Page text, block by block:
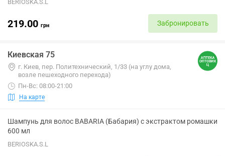
BERIOSKA.S.L
219.00 грн Забронировать
Киевская 75
г. Киев, пер. Политехнический, 1/33 (на углу дома,
возле пешеходного перехода)
Пн-Вс: 08:00-21:00
На карте
Шампунь для волос BABARIA (Бабария) с экстрактом ромашки
600 мл
BERIOSKA.S.L